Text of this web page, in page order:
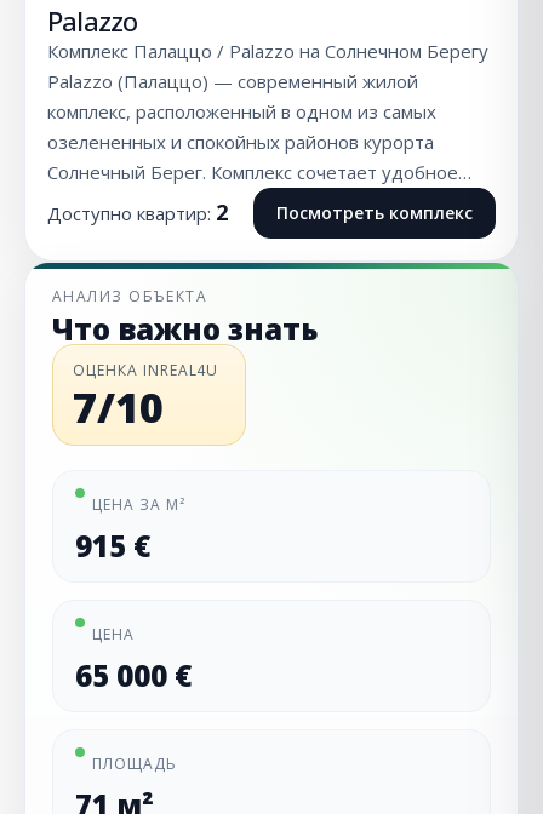
Palazzo
Комплекс Палаццо / Palazzo на Солнечном Берегу
Palazzo (Палаццо) — современный жилой
комплекс, расположенный в одном из самых
озелененных и спокойных районов курорта
Солнечный Берег. Комплекс сочетает удобное…
Доступно квартир: 2 Посмотреть комплекс
АНАЛИЗ ОБЪЕКТА
Что важно знать
ОЦЕНКА INREAL4U
7/10
ЦЕНА ЗА М²
915 €
ЦЕНА
65 000 €
ПЛОЩАДЬ
71 м²